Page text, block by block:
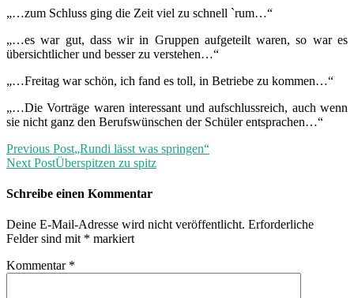
„…zum Schluss ging die Zeit viel zu schnell `rum…“
„…es war gut, dass wir in Gruppen aufgeteilt waren, so war es
übersichtlicher und besser zu verstehen…“
„…Freitag war schön, ich fand es toll, in Betriebe zu kommen…“
„…Die Vorträge waren interessant und aufschlussreich, auch wenn
sie nicht ganz den Berufswünschen der Schüler entsprachen…“
Previous Post„Rundi lässt was springen“
Next PostÜberspitzen zu spitz
Schreibe einen Kommentar
Deine E-Mail-Adresse wird nicht veröffentlicht. Erforderliche
Felder sind mit * markiert
Kommentar *